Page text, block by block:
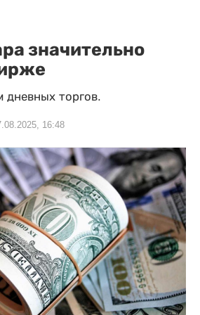
значительно
дневных торгов.
16:48